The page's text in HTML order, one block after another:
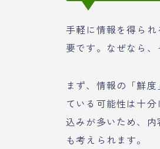
手軽に情報を得ら
要です。なぜなら、
まず、情報の「鮮
ている可能性は十
込みが多いため、
も考えられます。